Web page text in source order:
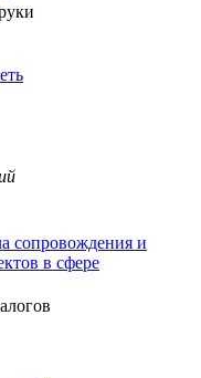
сопровождения и
в сфере